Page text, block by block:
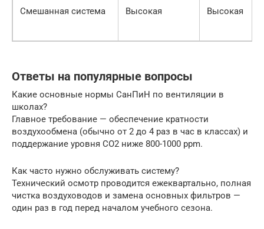
Смешанная система Высокая Высокая
Ответы на популярные вопросы
Какие основные нормы СанПиН по вентиляции в
школах?
Главное требование — обеспечение кратности
воздухообмена (обычно от 2 до 4 раз в час в классах) и
поддержание уровня CO2 ниже 800-1000 ppm.
Как часто нужно обслуживать систему?
Технический осмотр проводится ежеквартально, полная
чистка воздуховодов и замена основных фильтров —
один раз в год перед началом учебного сезона.